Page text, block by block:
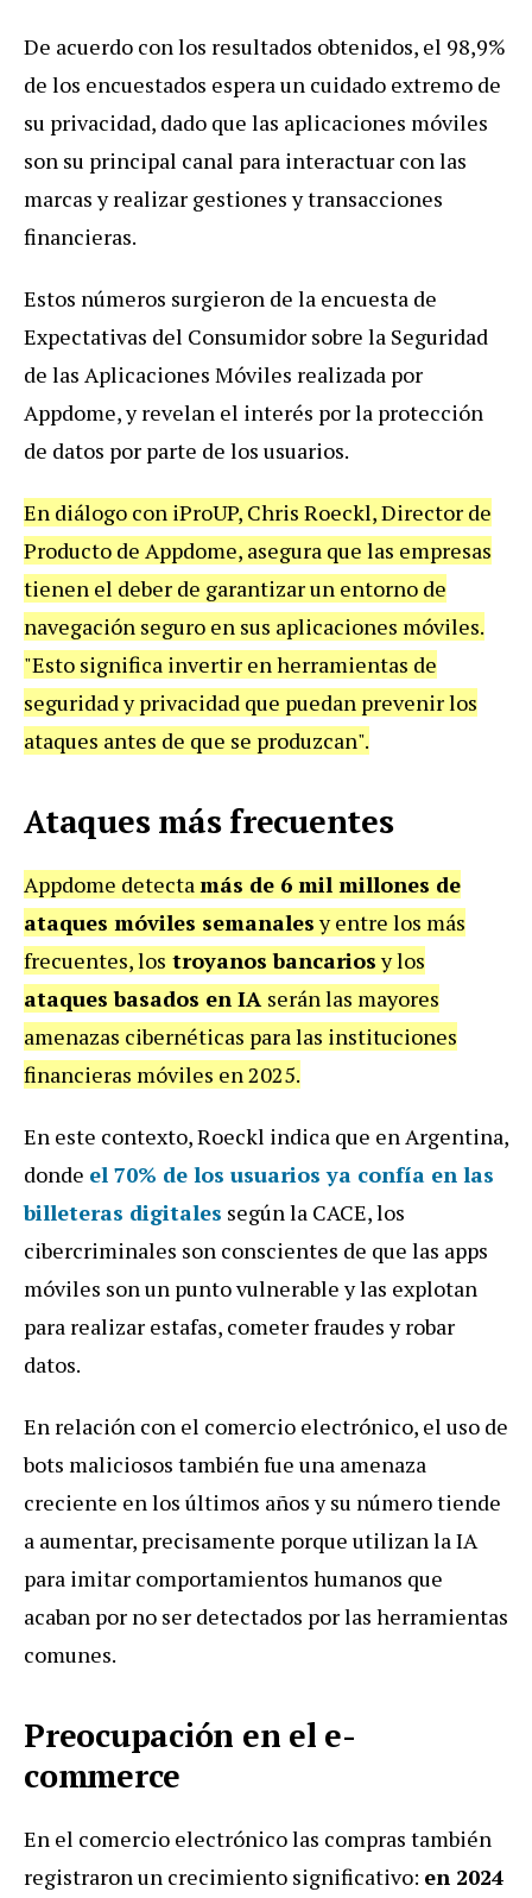
De acuerdo con los resultados obtenidos, el 98,9%
de los encuestados espera un cuidado extremo de
su privacidad, dado que las aplicaciones móviles
son su principal canal para interactuar con las
marcas y realizar gestiones y transacciones
financieras.
Estos números surgieron de la encuesta de
Expectativas del Consumidor sobre la Seguridad
de las Aplicaciones Móviles realizada por
Appdome, y revelan el interés por la protección
de datos por parte de los usuarios.
En diálogo con iProUP, Chris Roeckl, Director de
Producto de Appdome, asegura que las empresas
tienen el deber de garantizar un entorno de
navegación seguro en sus aplicaciones móviles.
"Esto significa invertir en herramientas de
seguridad y privacidad que puedan prevenir los
ataques antes de que se produzcan".
Ataques más frecuentes
Appdome detectamás de 6 mil millones de
ataques móviles semanalesy entre los más
frecuentes, los troyanos bancariosy los
ataques basados en IA serán las mayores
amenazas cibernéticas para las instituciones
financieras móviles en 2025.
En este contexto, Roeckl indica que en Argentina,
donde el 70% de los usuarios ya confía en las
billeteras digitales según la CACE, los
cibercriminales son conscientes de que las apps
móviles son un punto vulnerable y las explotan
para realizar estafas, cometer fraudes y robar
datos.
En relación con el comercio electrónico, el uso de
bots maliciosos también fue una amenaza
creciente en los últimos años y su número tiende
a aumentar, precisamente porque utilizan la IA
para imitar comportamientos humanos que
acaban por no ser detectados por las herramientas
comunes.
Preocupación en el e-
commerce
En el comercio electrónico las compras también
registraron un crecimiento significativo: en 2024